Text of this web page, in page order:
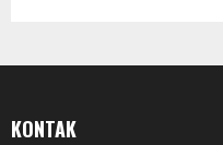
KONTAK